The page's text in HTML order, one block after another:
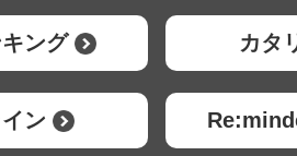
ング カタ
ン